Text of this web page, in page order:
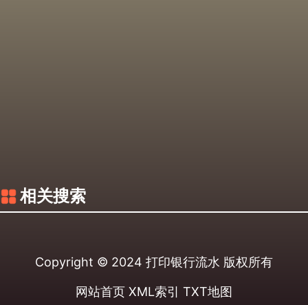
相关搜索
Copyright © 2024 打印银行流水 版权所有
网站首页 XML索引 TXT地图